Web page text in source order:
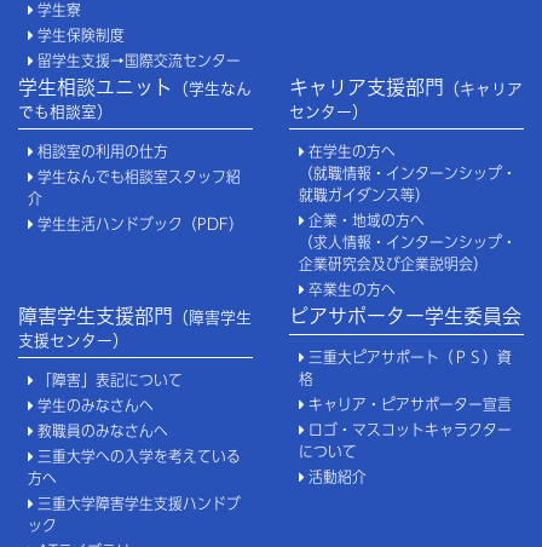
学生寮
学生保険制度
留学生支援→国際交流センター
学生相談ユニット
（学生なん
でも相談室）
相談室の利用の仕方
学生なんでも相談室スタッフ紹
介
学生生活ハンドブック（PDF）
キャリア支援部門
（キャリア
センター）
在学生の方へ
（就職情報・インターンシップ・
就職ガイダンス等）
企業・地域の方へ
（求人情報・インターンシップ・
企業研究会及び企業説明会）
卒業生の方へ
障害学生支援部門
（障害学生
支援センター）
「障害」表記について
学生のみなさんへ
教職員のみなさんへ
三重大学への入学を考えている
方へ
三重大学障害学生支援ハンドブ
ック
ピアサポーター学生委員会
三重大ピアサポート（ＰＳ）資
格
キャリア・ピアサポーター宣言
ロゴ・マスコットキャラクター
について
活動紹介